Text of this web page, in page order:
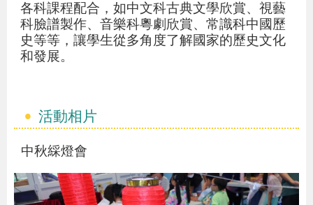
各科課程配合，如中文科古典文學欣賞、視藝
科臉譜製作、音樂科粵劇欣賞、常識科中國歷
史等等，讓學生從多角度了解國家的歷史文化
和發展。
活動相片
中秋綵燈會